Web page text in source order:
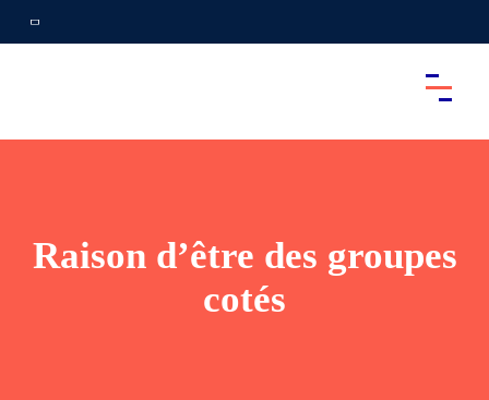
Raison d’être des groupes
cotés